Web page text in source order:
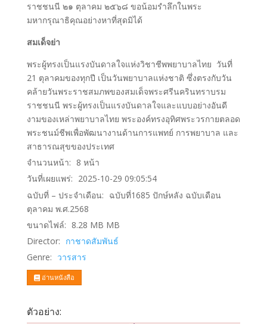
ราชชนนี ๒๑ ตุลาคม ๒๕๖๘ ขอน้อมรำลึกในพระ
มหากรุณาธิคุณอย่างหาที่สุดมิได้
สมเด็จย่า
พระผู้ทรงเป็นแรงบันดาลใจแห่งวิชาชีพพยาบาลไทย วันที่
21 ตุลาคมของทุกปี เป็นวันพยาบาลแห่งชาติ ซึ่งตรงกับวัน
คล้ายวันพระราชสมภพของสมเด็จพระศรีนครินทราบรม
ราชชนนี พระผู้ทรงเป็นแรงบันดาลใจและแบบอย่างอันดี
งามของเหล่าพยาบาลไทย พระองค์ทรงอุทิศพระวรกายตลอด
พระชนม์ชีพเพื่อพัฒนางานด้านการแพทย์ การพยาบาล และ
สาธารณสุขของประเทศ
จำนวนหน้า: 8 หน้า
วันที่เผยแพร่: 2025-10-29 09:05:54
ฉบับที่ – ประจำเดือน: ฉบับที่1685 ปักษ์หลัง ฉบับเดือน
ตุลาคม พ.ศ.2568
ขนาดไฟล์: 8.28 MB MB
Director: กาชาดสัมพันธ์
Genre: วารสาร
อ่านหนังสือ
ตัวอย่าง: